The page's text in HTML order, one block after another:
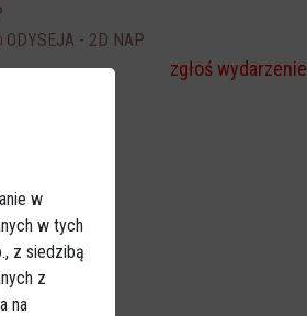
ODYSEJA - 2D NAP
zgłoś wydarzenie
w
w tych
z siedzibą
z
na